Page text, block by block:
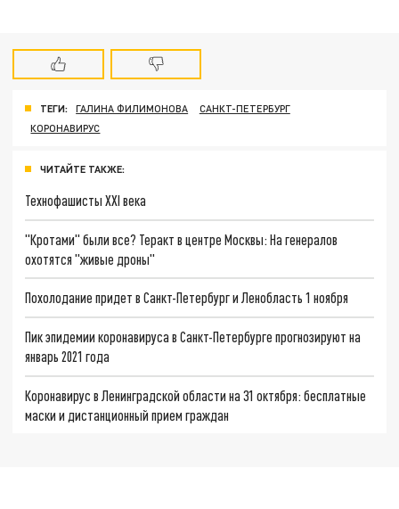
ТЕГИ: ГАЛИНА ФИЛИМОНОВА
САНКТ-ПЕТЕРБУРГ
КОРОНАВИРУС
ЧИТАЙТЕ ТАКЖЕ:
Технофашисты XXI века
"Кротами" были все? Теракт в центре Москвы: На генералов
охотятся "живые дроны"
Похолодание придет в Санкт-Петербург и Ленобласть 1 ноября
Пик эпидемии коронавируса в Санкт-Петербурге прогнозируют на
январь 2021 года
Коронавирус в Ленинградской области на 31 октября: бесплатные
маски и дистанционный прием граждан